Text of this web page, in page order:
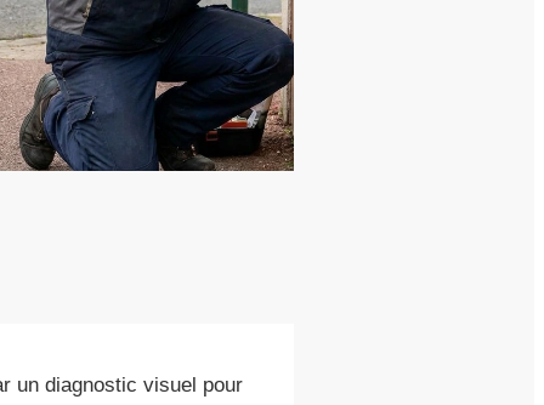
un diagnostic visuel pour